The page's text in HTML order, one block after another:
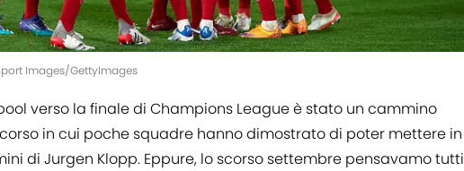
Images/GettyImages
verso la finale di Champions League è stato un cammino
in cui poche squadre hanno dimostrato di poter mettere in
di Jurgen Klopp. Eppure, lo scorso settembre pensavamo tutti